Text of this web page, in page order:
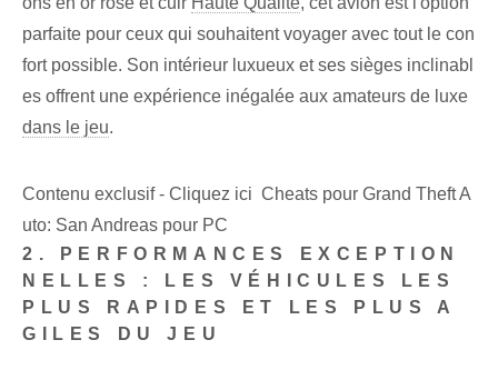
parfaite pour ceux qui souhaitent voyager avec tout le con
fort possible. Son intérieur luxueux et ses sièges inclinabl
es offrent une expérience inégalée aux amateurs de luxe
dans le jeu.
Contenu exclusif - Cliquez ici Cheats pour Grand Theft A
uto: San Andreas pour PC
2. PERFORMANCES EXCEPTION
NELLES : LES VÉHICULES LES
PLUS RAPIDES ET LES PLUS A
GILES DU JEU